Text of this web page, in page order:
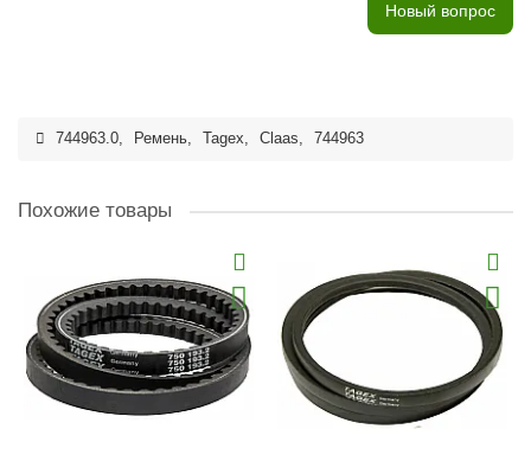
Новый вопрос
744963.0, Ремень, Tagex, Claas, 744963
Похожие товары